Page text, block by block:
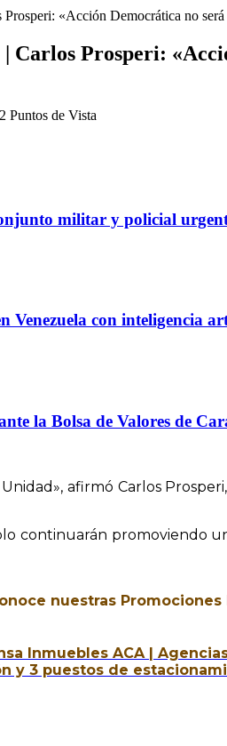
«Acción Democrática no
Carlos Prosperi:
Puntos de Vista
militar y policial
con inteligencia
la Bolsa de Valores de
afirmó Carlos
continuarán promoviendo
nuestras
Inmuebles ACA |
y 3 puestos de